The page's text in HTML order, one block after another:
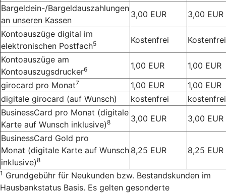
Bargeldein-/Bargeldauszahlungen
an unseren Kassen
3,00 EUR
3,00 EUR
Kontoauszüge digital im
elektronischen Postfach5 Kostenfrei
Kostenfrei
Kontoauszüge am
Kontoauszugsdrucker6 1,00 EUR
1,00 EUR
girocard pro Monat7 1,00 EUR
1,00 EUR
digitale girocard (auf Wunsch)
kostenfrei
kostenfrei
BusinessCard pro Monat (digitale
Karte auf Wunsch inklusive)8 3,00 EUR
3,00 EUR
BusinessCard Gold pro
Monat (digitale Karte auf Wunsch
inklusive)8
8,25 EUR 8,25 EUR
1 Grundgebühr für Neukunden bzw. Bestandskunden im
Hausbankstatus Basis. Es gelten gesonderte